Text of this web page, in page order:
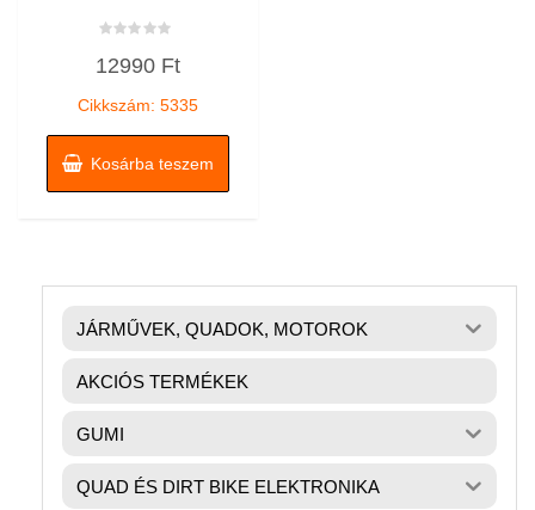
0
12990 Ft
Cikkszám: 5335
Kosárba teszem
JÁRMŰVEK, QUADOK, MOTOROK
AKCIÓS TERMÉKEK
GUMI
QUAD ÉS DIRT BIKE ELEKTRONIKA